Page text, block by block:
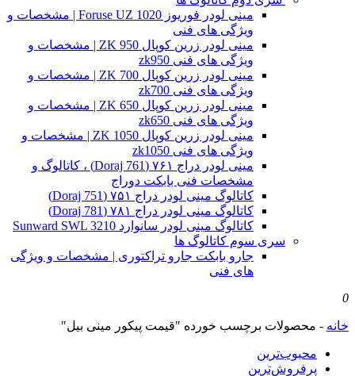
مینی لودر فوریوز Foruse UZ 1020 | مشخصات و
ویژگی های فنی
مینی لودر زرین کوپال ZK 950 | مشخصات و
ویژگی های فنی zk950
مینی لودر زرین کوپال ZK 700 | مشخصات و
ویژگی های فنی zk700
مینی لودر زرین کوپال ZK 650 | مشخصات و
ویژگی های فنی zk650
مینی لودر زرین کوپال ZK 1050 | مشخصات و
ویژگی های فنی zk1050
مینی لودر دراج ۷۶۱ (Doraj 761) ، کاتالوگ و
مشخصات فنی بابکت دوراج
کاتالوگ مینی لودر دراج ۷۵۱ (Doraj 751)
کاتالوگ مینی لودر دراج ۷۸۱ (Doraj 781)
کاتالوگ مینی لودر سانوارد Sunward SWL 3210
سری سوم کاتالوگ ها
جارو بابکت جارو تراکتوری | مشخصات و ویژگی
های فنی
0
خانه - محصولات برچسب خورده "قیمت پیکور مینی بیل"
محبوب‌ترین
پرفروش‌ترین